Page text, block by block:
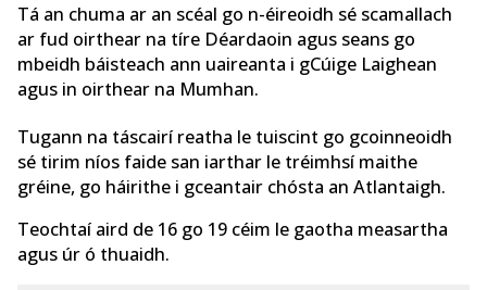
Tá an chuma ar an scéal go n-éireoidh sé scamallach
ar fud oirthear na tíre Déardaoin agus seans go
mbeidh báisteach ann uaireanta i gCúige Laighean
agus in oirthear na Mumhan.
Tugann na táscairí reatha le tuiscint go gcoinneoidh
sé tirim níos faide san iarthar le tréimhsí maithe
gréine, go háirithe i gceantair chósta an Atlantaigh.
Teochtaí aird de 16 go 19 céim le gaotha measartha
agus úr ó thuaidh.